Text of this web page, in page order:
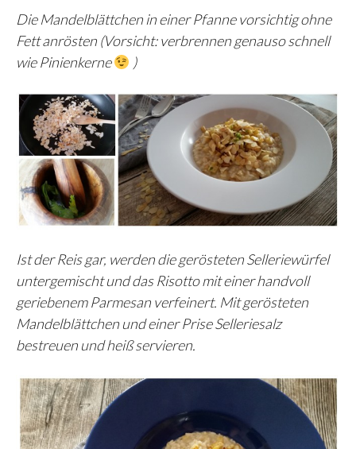
Die Mandelblättchen in einer Pfanne vorsichtig ohne
Fett anrösten (Vorsicht: verbrennen genauso schnell
wie Pinienkerne
)
Ist der Reis gar, werden die gerösteten Selleriewürfel
untergemischt und das Risotto mit einer handvoll
geriebenem Parmesan verfeinert. Mit gerösteten
Mandelblättchen und einer Prise Selleriesalz
bestreuen und heiß servieren.